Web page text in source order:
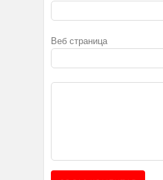
Веб страница